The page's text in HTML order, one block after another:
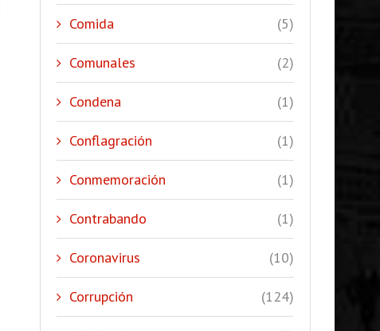
Comida (5)
Comunales (2)
Condena (1)
Conflagración (1)
Conmemoración (1)
Contrabando (1)
Coronavirus (10)
Corrupción (124)